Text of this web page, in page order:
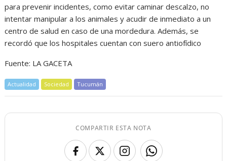
para prevenir incidentes, como evitar caminar descalzo, no
intentar manipular a los animales y acudir de inmediato a un
centro de salud en caso de una mordedura. Además, se
recordó que los hospitales cuentan con suero antiofídico
Fuente: LA GACETA
Actualidad Sociedad Tucumán
COMPARTIR ESTA NOTA